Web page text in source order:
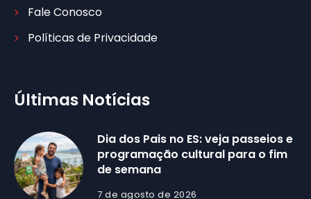
Fale Conosco
Políticas de Privacidade
Últimas Notícias
Dia dos Pais no ES: veja passeios e
programação cultural para o fim
de semana
7 de agosto de 2026